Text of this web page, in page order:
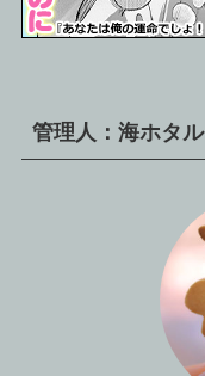
管理人：海ホタル